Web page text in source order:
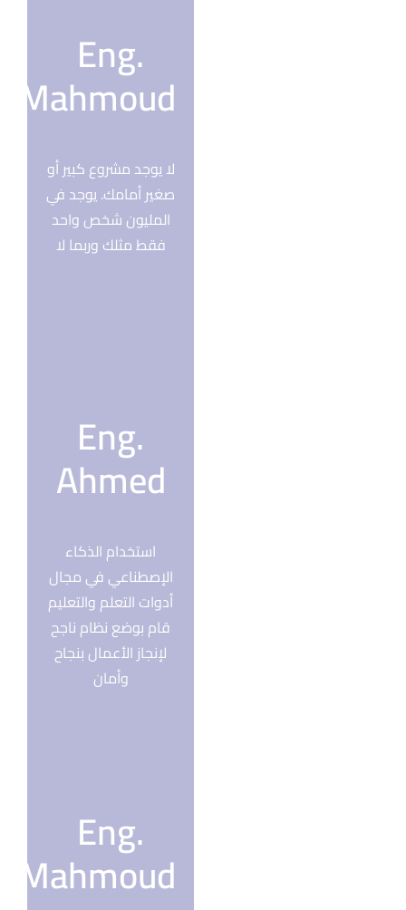
Eng.
Mahmoud
لا يوجد مشروع كبير أو
صغير أمامك. يوجد في
المليون شخص واحد
فقط مثلك وربما لا
Eng.
Ahmed
استخدام الذكاء
الإصطناعي في مجال
أدوات التعلم والتعليم
قام بوضع نظام ناجح
لإنجاز الأعمال بنجاح
وأمان
Eng.
Mahmoud